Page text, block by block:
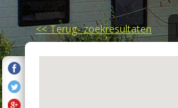
<<Terug- zoekresultaten